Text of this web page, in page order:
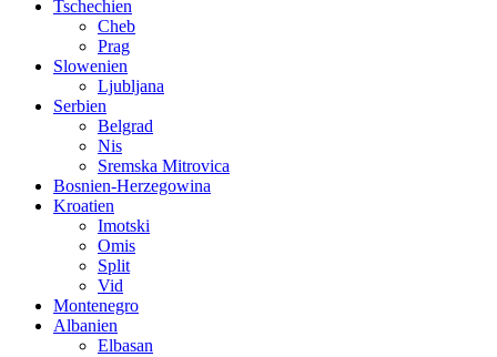
Tschechien
Cheb
Prag
Slowenien
Ljubljana
Serbien
Belgrad
Nis
Sremska Mitrovica
Bosnien-Herzegowina
Kroatien
Imotski
Omis
Split
Vid
Montenegro
Albanien
Elbasan